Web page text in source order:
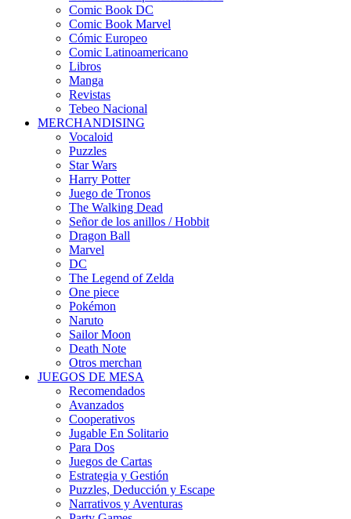
Comic Book DC
Comic Book Marvel
Cómic Europeo
Comic Latinoamericano
Libros
Manga
Revistas
Tebeo Nacional
MERCHANDISING
Vocaloid
Puzzles
Star Wars
Harry Potter
Juego de Tronos
The Walking Dead
Señor de los anillos / Hobbit
Dragon Ball
Marvel
DC
The Legend of Zelda
One piece
Pokémon
Naruto
Sailor Moon
Death Note
Otros merchan
JUEGOS DE MESA
Recomendados
Avanzados
Cooperativos
Jugable En Solitario
Para Dos
Juegos de Cartas
Estrategia y Gestión
Puzzles, Deducción y Escape
Narrativos y Aventuras